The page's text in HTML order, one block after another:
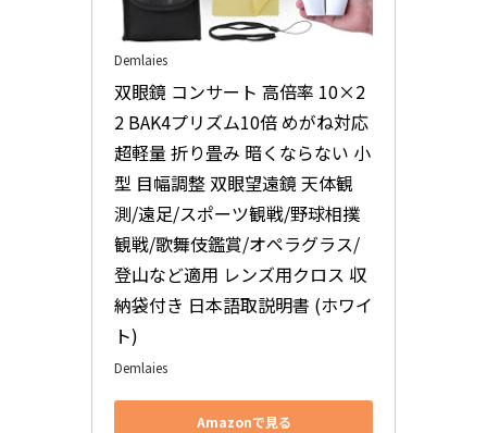
Demlaies
双眼鏡 コンサート 高倍率 10×2
2 BAK4プリズム10倍 めがね対応
超軽量 折り畳み 暗くならない 小
型 目幅調整 双眼望遠鏡 天体観
測/遠足/スポーツ観戦/野球相撲
観戦/歌舞伎鑑賞/オペラグラス/
登山など適用 レンズ用クロス 収
納袋付き 日本語取説明書 (ホワイ
ト)
Demlaies
Amazonで見る